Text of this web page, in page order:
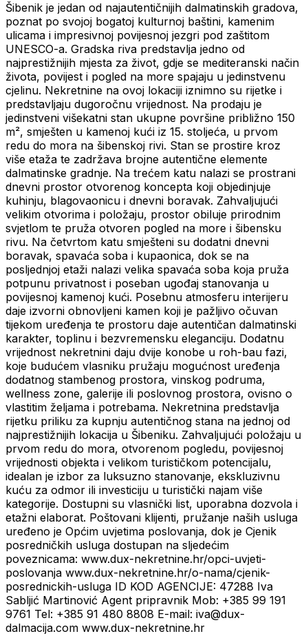
Šibenik je jedan od najautentičnijih dalmatinskih gradova,
poznat po svojoj bogatoj kulturnoj baštini, kamenim
ulicama i impresivnoj povijesnoj jezgri pod zaštitom
UNESCO-a. Gradska riva predstavlja jedno od
najprestižnijih mjesta za život, gdje se mediteranski način
života, povijest i pogled na more spajaju u jedinstvenu
cjelinu. Nekretnine na ovoj lokaciji iznimno su rijetke i
predstavljaju dugoročnu vrijednost. Na prodaju je
jedinstveni višekatni stan ukupne površine približno 150
m², smješten u kamenoj kući iz 15. stoljeća, u prvom
redu do mora na šibenskoj rivi. Stan se prostire kroz
više etaža te zadržava brojne autentične elemente
dalmatinske gradnje. Na trećem katu nalazi se prostrani
dnevni prostor otvorenog koncepta koji objedinjuje
kuhinju, blagovaonicu i dnevni boravak. Zahvaljujući
velikim otvorima i položaju, prostor obiluje prirodnim
svjetlom te pruža otvoren pogled na more i šibensku
rivu. Na četvrtom katu smješteni su dodatni dnevni
boravak, spavaća soba i kupaonica, dok se na
posljednjoj etaži nalazi velika spavaća soba koja pruža
potpunu privatnost i poseban ugođaj stanovanja u
povijesnoj kamenoj kući. Posebnu atmosferu interijeru
daje izvorni obnovljeni kamen koji je pažljivo očuvan
tijekom uređenja te prostoru daje autentičan dalmatinski
karakter, toplinu i bezvremensku eleganciju. Dodatnu
vrijednost nekretnini daju dvije konobe u roh-bau fazi,
koje budućem vlasniku pružaju mogućnost uređenja
dodatnog stambenog prostora, vinskog podruma,
wellness zone, galerije ili poslovnog prostora, ovisno o
vlastitim željama i potrebama. Nekretnina predstavlja
rijetku priliku za kupnju autentičnog stana na jednoj od
najprestižnijih lokacija u Šibeniku. Zahvaljujući položaju u
prvom redu do mora, otvorenom pogledu, povijesnoj
vrijednosti objekta i velikom turističkom potencijalu,
idealan je izbor za luksuzno stanovanje, ekskluzivnu
kuću za odmor ili investiciju u turistički najam više
kategorije. Dostupni su vlasnički list, uporabna dozvola i
etažni elaborat. Poštovani klijenti, pružanje naših usluga
uređeno je Općim uvjetima poslovanja, dok je Cjenik
posredničkih usluga dostupan na sljedećim
poveznicama: www.dux-nekretnine.hr/opci-uvjeti-
poslovanja www.dux-nekretnine.hr/o-nama/cjenik-
posrednickih-usluga ID KOD AGENCIJE: 47288 Iva
Sabljić Martinović Agent pripravnik Mob: +385 99 191
9761 Tel: +385 91 480 8808 E-mail: iva@dux-
dalmacija.com www.dux-nekretnine.hr